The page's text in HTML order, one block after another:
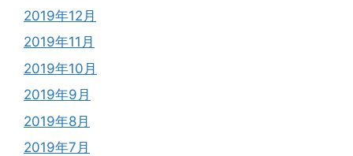
2019年12月
2019年11月
2019年10月
2019年9月
2019年8月
2019年7月